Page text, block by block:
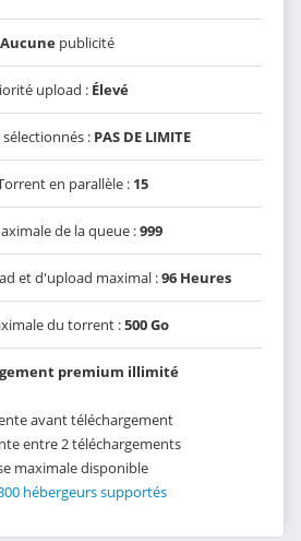
Aucunepublicité
upload : Élevé
: PAS DE LIMITE
en parallèle : 15
de la queue :999
et d'upload maximal :96 Heures
du torrent :500 Go
premium illimité
avant téléchargement
entre 2 téléchargements
maximale disponible
hébergeurs supportés